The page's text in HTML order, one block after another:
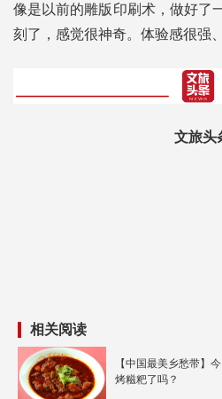
像是以前的雕版印刷术，做好了
刻了，感觉很神奇。体验感很强
文旅头
相关阅读
【中国最美乡愁带】
烤糍粑了吗？